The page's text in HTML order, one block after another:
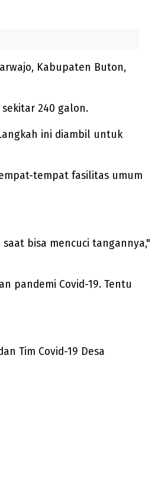
Kabupaten Buton,
240 galon.
ini diambil untuk
tempat fasilitas umum
bisa mencuci tangannya,"
pandemi Covid-19. Tentu
Tim Covid-19 Desa